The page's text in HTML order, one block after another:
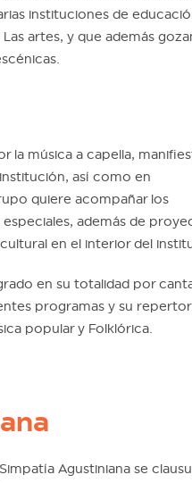
instituciones de
artes, y que además
la música a capella,
así como en
quiere acompañar los
además de
en el interior del
en su totalidad por
programas y su
popular y Folklórica.
Agustiniana se